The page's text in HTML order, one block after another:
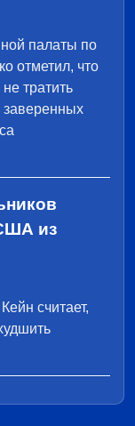
палаты по
отметил, что
тратить
заверенных
из
считает,